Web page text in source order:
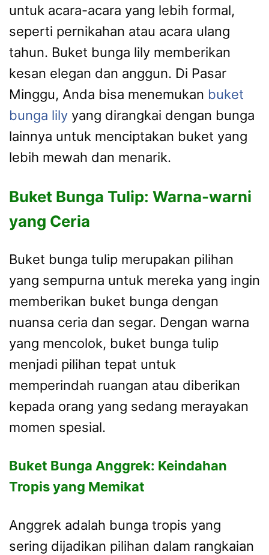
untuk acara-acara yang lebih formal,
seperti pernikahan atau acara ulang
tahun. Buket bunga lily memberikan
kesan elegan dan anggun. Di Pasar
Minggu, Anda bisa menemukan buket
bunga lily yang dirangkai dengan bunga
lainnya untuk menciptakan buket yang
lebih mewah dan menarik.
Buket Bunga Tulip: Warna-warni
yang Ceria
Buket bunga tulip merupakan pilihan
yang sempurna untuk mereka yang ingin
memberikan buket bunga dengan
nuansa ceria dan segar. Dengan warna
yang mencolok, buket bunga tulip
menjadi pilihan tepat untuk
memperindah ruangan atau diberikan
kepada orang yang sedang merayakan
momen spesial.
Buket Bunga Anggrek: Keindahan
Tropis yang Memikat
Anggrek adalah bunga tropis yang
sering dijadikan pilihan dalam rangkaian